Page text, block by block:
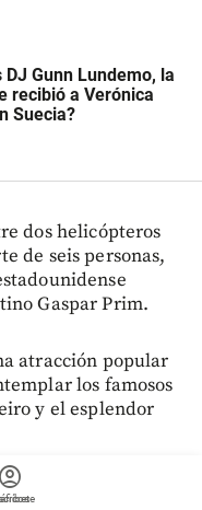
account_circle
DJ Gunn Lundemo, la
recibió a Verónica
Suecia?
dos helicópteros
de seis personas,
Gaspar Prim.
atracción popular
los famosos
y el esplendor